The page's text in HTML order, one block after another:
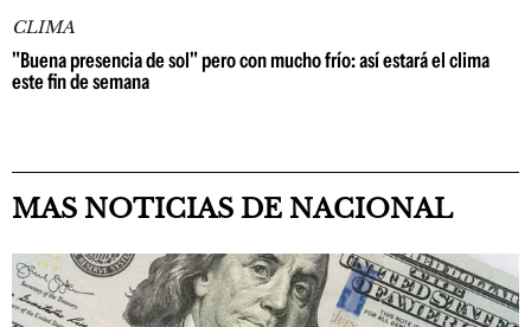
CLIMA
"Buena presencia de sol" pero con mucho frío: así estará el clima
este fin de semana
MAS NOTICIAS DE NACIONAL